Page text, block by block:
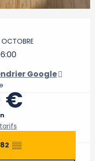
OCTOBRE
Google
€
▒▒